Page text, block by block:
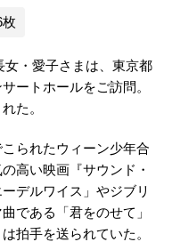
女・愛子さまは、東京都
ートホールをご訪問。
た。
られたウィーン少年合
高い映画『サウンド・
デルワイス」やジブリ
である「君をのせて」
拍手を送られていた。